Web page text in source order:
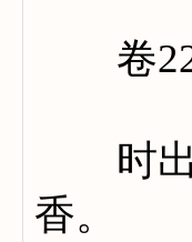
卷
时出
香。